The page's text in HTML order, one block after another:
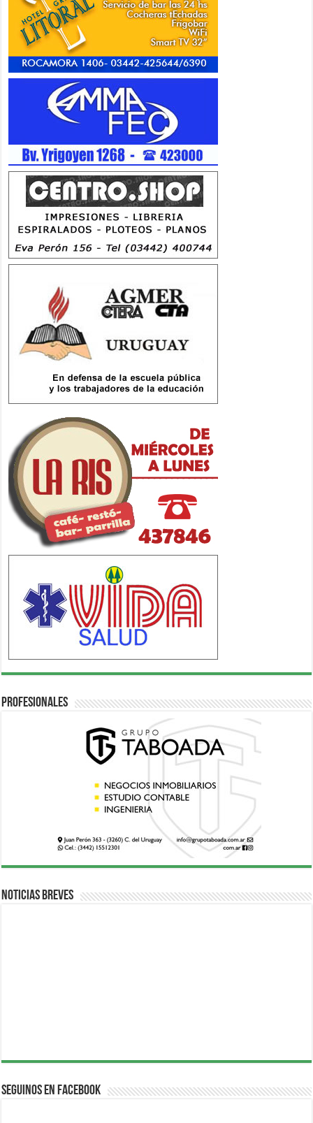
Profesionales
Noticias breves
Seguinos en Facebook